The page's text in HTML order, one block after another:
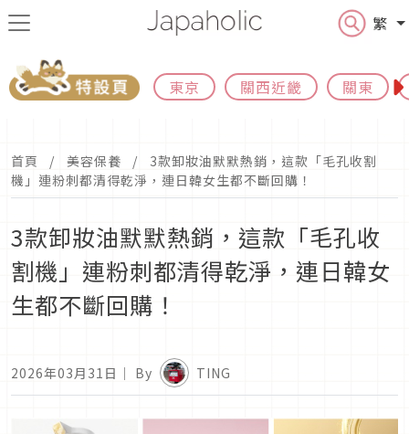
繁
東京 關西近畿 關東
首頁 美容保養
3款卸妝油默默熱銷，這款「毛孔收割
機」連粉刺都清得乾淨，連日韓女生都不斷回購！
3款卸妝油默默熱銷，這款「毛孔收
割機」連粉刺都清得乾淨，連日韓女
生都不斷回購！
2026年03月31日 ｜ By TING